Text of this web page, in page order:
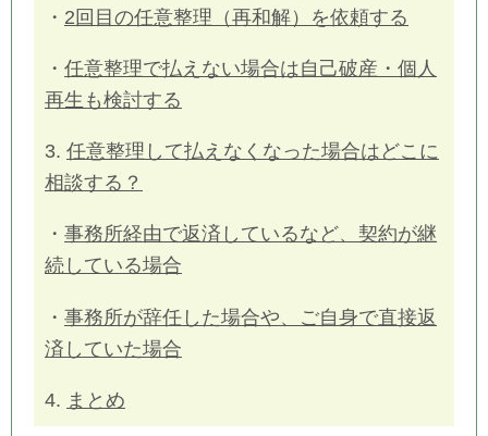
・ 2回目の任意整理（再和解）を依頼する
・ 任意整理で払えない場合は自己破産・個人
再生も検討する
3. 任意整理して払えなくなった場合はどこに
相談する？
・ 事務所経由で返済しているなど、契約が継
続している場合
・ 事務所が辞任した場合や、ご自身で直接返
済していた場合
4. まとめ